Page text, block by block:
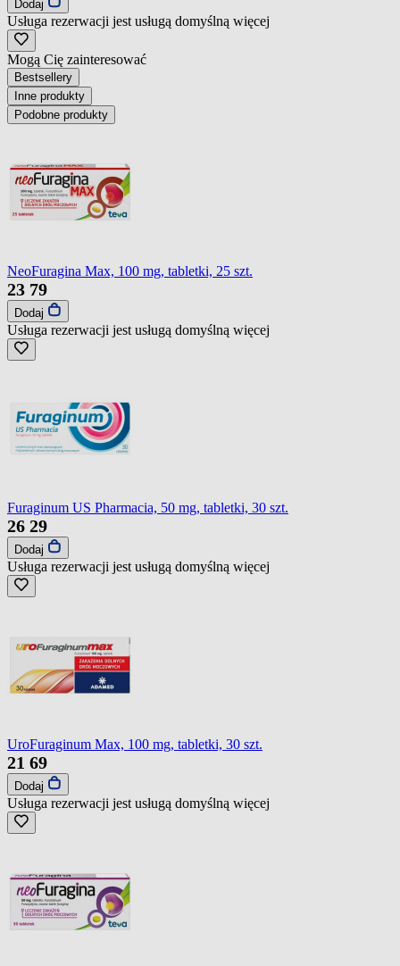
Dodaj
Usługa rezerwacji jest usługą domyślną więcej
Mogą Cię zainteresować
Bestsellery
Inne produkty
Podobne produkty
NeoFuragina Max, 100 mg, tabletki, 25 szt.
23 79
Dodaj
Usługa rezerwacji jest usługą domyślną więcej
Furaginum US Pharmacia, 50 mg, tabletki, 30 szt.
26 29
Dodaj
Usługa rezerwacji jest usługą domyślną więcej
UroFuraginum Max, 100 mg, tabletki, 30 szt.
21 69
Dodaj
Usługa rezerwacji jest usługą domyślną więcej